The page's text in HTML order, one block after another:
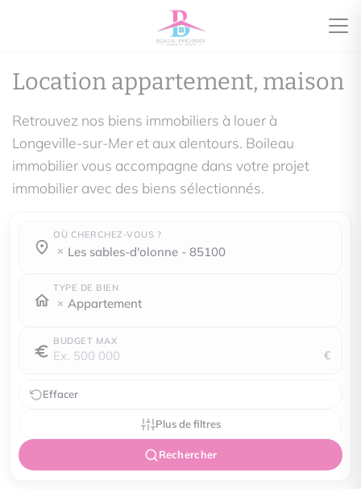
Location appartement, maison
Retrouvez nos biens immobiliers à louer à
Longeville-sur-Mer et aux alentours. Boileau
immobilier vous accompagne dans votre projet
immobilier avec des biens sélectionnés.
OÙ CHERCHEZ-VOUS ?
Où cherchez-vous ?
les sables-d'olonne - 85100
Où cherchez-vous ?
TYPE DE BIEN
Appartement
BUDGET MAX
€
Effacer
Plus de filtres
Rechercher